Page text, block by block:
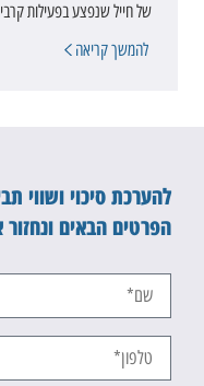
של חייל שנפצע בפעילות
להמשך קריאה
להערכת סיכוי ושווי
הפרטים הבאים ונחזור